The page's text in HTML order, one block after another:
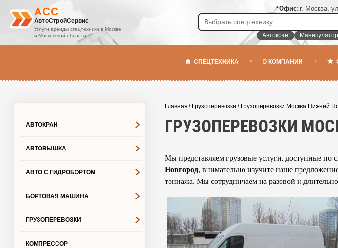
ACC
АвтоСтройСервис
Услуги аренды спецтехники в Москве
и Московской области
📍Офис: г. Москва,
Автокран Манипулятор
СПЕЦТЕХНИКА О КОМПАНИИ
АВТОКРАН
АВТОВЫШКА
АВТО С ГИДРОБОРТОМ
БОРТОВАЯ МАШИНА
ГРУЗОПЕРЕВОЗКИ
КОМПРЕССОР
Главная \ Грузоперевозки \ Грузоперевозки Москва Нижний
ГРУЗОПЕРЕВОЗКИ
Мы представляем грузовые услуги, доступные по
Новгород, внимательно изучите наше
тоннажа. Мы сотрудничаем на разовой и